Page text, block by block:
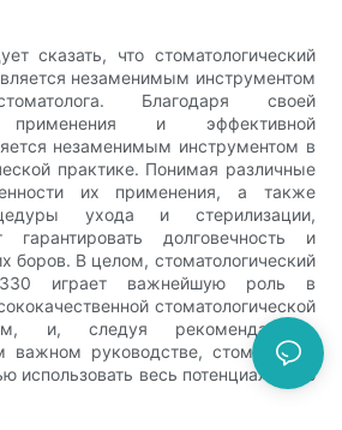
сказать, что стоматологический
незаменимым инструментом
Благодаря своей
применения и эффективной
незаменимым инструментом в
практике. Понимая различные
их применения, а также
ухода и стерилизации,
гарантировать долговечность и
боров. В целом, стоматологический
играет важнейшую роль в
стоматологической
и, следуя рекомендациям,
руководстве, стоматологи
использовать весь потенциал этого